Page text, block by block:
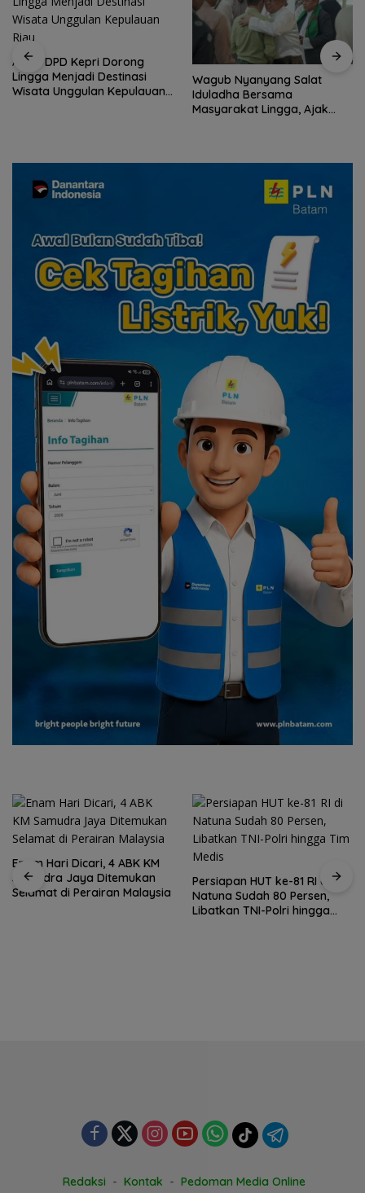
ASPPI DPD Kepri Dorong
Lingga Menjadi Destinasi
Wisata Unggulan Kepulauan
Wagub Nyanyang Salat
Iduladha Bersama
Masyarakat Lingga, Ajak
Enam Hari Dicari, 4 ABK KM
Samudra Jaya Ditemukan
Selamat di Perairan Malaysia
Persiapan HUT ke-81 RI di
Natuna Sudah 80 Persen,
Libatkan TNI-Polri hingga
Redaksi Kontak Pedoman Media Online